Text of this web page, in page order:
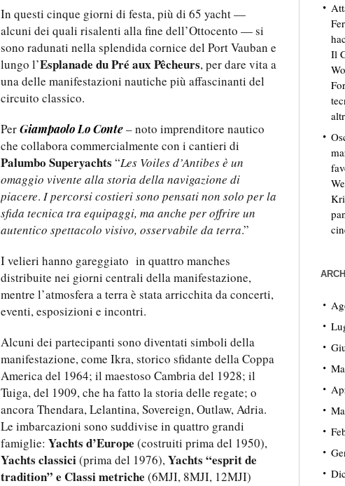
In questi cinque giorni di festa, più di 65 yacht —
alcuni dei quali risalenti alla fine dell’Ottocento — si
sono radunati nella splendida cornice del Port Vauban e
lungo l’Esplanade du Pré aux Pêcheurs, per dare vita a
una delle manifestazioni nautiche più affascinanti del
circuito classico.
PerGiampaolo Lo Conte– noto imprenditore nautico
che collabora commercialmente con i cantieri di
Palumbo Superyachts “Les Voiles d’Antibes è un
omaggio vivente alla storia della navigazione di
piacere. I percorsi costieri sono pensati non solo per la
sfida tecnica tra equipaggi, ma anche per offrire un
autentico spettacolo visivo, osservabile da terra.”
I velieri hanno gareggiato in quattro manches
distribuite nei giorni centrali della manifestazione,
mentre l’atmosfera a terra è stata arricchita da concerti,
eventi, esposizioni e incontri.
Alcuni dei partecipanti sono diventati simboli della
manifestazione, come Ikra, storico sfidante della Coppa
America del 1964; il maestoso Cambria del 1928; il
Tuiga, del 1909, che ha fatto la storia delle regate; o
ancora Thendara, Lelantina, Sovereign, Outlaw, Adria.
Le imbarcazioni sono suddivise in quattro grandi
famiglie: Yachts d’Europe (costruiti prima del 1950),
Yachts classici(prima del 1976),Yachts “esprit de
tradition” e Classi metriche (6MJI, 8MJI, 12MJI)
Il